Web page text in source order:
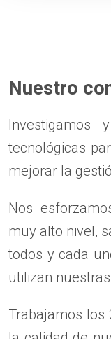
Nuestro
Investigamos
tecnológicas
mejorar la
Nos
muy alto nivel,
todos y cada
utilizan
Trabajamos los